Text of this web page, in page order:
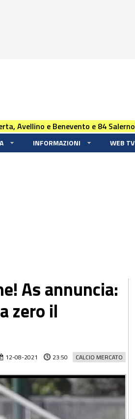
Avellino e Benevento e 84 Salerno
INFORMAZIONI WEB TV
As annuncia:
zero il
CALCIO MERCATO
12-08-2021 23:50